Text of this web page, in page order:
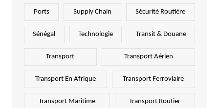
Ports Supply Chain Sécurité Routière
Sénégal Technologie Transit & Douane
Transport Transport Aérien
Transport En Afrique Transport Ferroviaire
Transport Maritime Transport Routier